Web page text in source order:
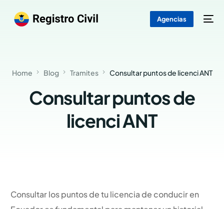
Agencias
Home Blog Tramites Consultar puntos de licenci ANT
Consultar puntos de
licenci ANT
Consultar los puntos de tu licencia de conducir en